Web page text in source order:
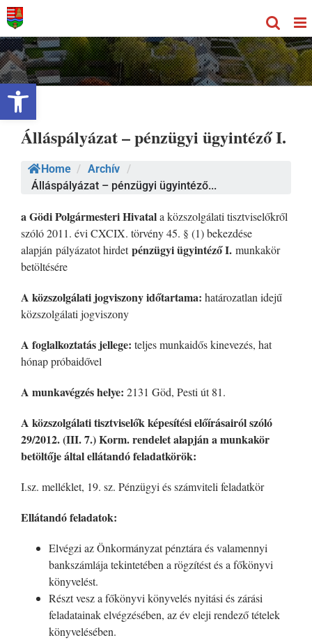
Eszköztár megnyitása
Kihagyás
Álláspályázat – pénzügyi ügyintéző I.
Home / Archív /
Álláspályázat – pénzügyi ügyintéző...
a Gödi Polgármesteri Hivatala közszolgálati tisztviselőkről
szóló 2011. évi CXCIX. törvény 45. § (1) bekezdése
alapján pályázatot hirdetpénzügyi ügyintéző I. munkakör
betöltésére
A közszolgálati jogviszony időtartama: határozatlan idejű
közszolgálati jogviszony
A foglalkoztatás jellege: teljes munkaidős kinevezés, hat
hónap próbaidővel
A munkavégzés helye: 2131 Göd, Pesti út 81.
A közszolgálati tisztviselők képesítési előírásairól szóló
29/2012. (III. 7.) Korm. rendelet alapján a munkakör
betöltője által ellátandó feladatkörök:
I.sz. melléklet, 19. sz. Pénzügyi és számviteli feladatkör
Ellátandó feladatok:
Elvégzi az Önkormányzat pénztára és valamennyi
bankszámlája tekintetében a rögzítést és a főkönyvi
könyvelést.
Részt vesz a főkönyvi könyvelés nyitási és zárási
feladatainak elvégzésében, az év eleji rendező tételek
könyvelésében.